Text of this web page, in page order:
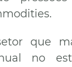
que
no